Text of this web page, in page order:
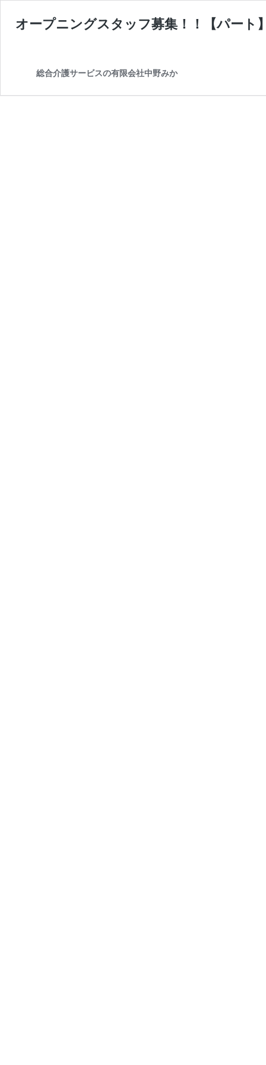
オープニングスタッフ募集！！【パート
総合介護サービスの有限会社中野みか